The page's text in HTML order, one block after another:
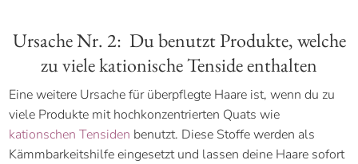
Ursache Nr. 2: Du benutzt Produkte, welche
zu viele kationische Tenside enthalten
Eine weitere Ursache für überpflegte Haare ist, wenn du zu
viele Produkte mit hochkonzentrierten Quats wie
kationschen Tensiden benutzt. Diese Stoffe werden als
Kämmbarkeitshilfe eingesetzt und lassen deine Haare sofort